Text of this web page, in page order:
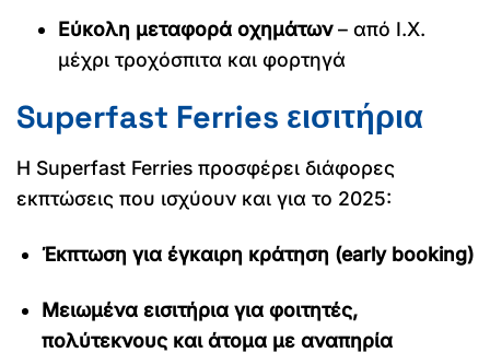
Εύκολη μεταφορά οχημάτων– από Ι.Χ.
μέχρι τροχόσπιτα και φορτηγά
Superfast Ferries εισιτήρια
Η Superfast Ferries προσφέρει διάφορες
εκπτώσεις που ισχύουν και για το 2025:
Έκπτωση για έγκαιρη κράτηση (early booking)
Μειωμένα εισιτήρια για φοιτητές,
πολύτεκνους και άτομα με αναπηρία